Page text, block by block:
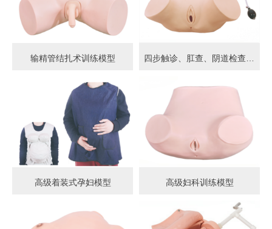
输精管结扎术训练模型 四步触诊、肛查、阴道检查训练模型
高级着装式孕妇模型 高级妇科训练模型